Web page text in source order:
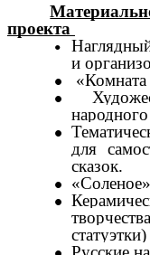
проекта
и
«Комната
для
сказок.
статуэтки)